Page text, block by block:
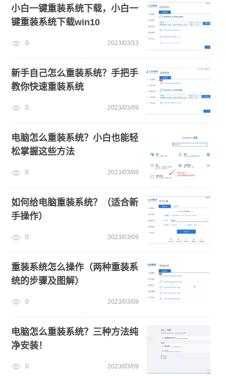
win11最低硬件要求 电脑开不了机怎么重装系统
小白一键重装系统win10教程 win11一键安装
电脑死机卡顿
小白一键重装系统下载，小白一
键重装系统下载win10
0 2023/03/13
新手自己怎么重装系统？手把手
教你快速重装系统
0 2023/03/09
电脑怎么重装系统？小白也能轻
松掌握这些方法
0 2023/03/09
如何给电脑重装系统？（适合新
手操作）
0 2023/03/09
重装系统怎么操作（两种重装系
统的步骤及图解）
0 2023/03/09
电脑怎么重装系统？三种方法纯
净安装！
0 2023/03/09